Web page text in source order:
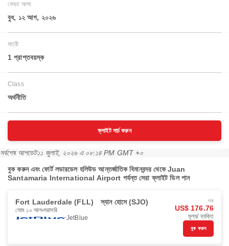
ফেরত আসা
বুধ, ১২ আগ, ২০২৬
যাত্রী
1 প্রাপ্তবয়স্ক
Class
অর্থনীতি
ফ্লাইট সার্চ করুন
সর্বশেষ আপডেট১১ জুলাই, ২০২৬ এ ০৮:১৪ PM GMT +০
বুক করুন এবং ফোর্ট লডারডেল হলিউড আন্তর্জাতিক বিমানবন্দর থেকে Juan
Santamaria International Airport পর্যন্ত সেরা ফ্লাইট ডিল পান
Fort Lauderdale (FLL) স্যান হোসে (SJO)
সোম ১০ আগ সরাসরি
JetBlue
শুরু
US$ 176.76
মূল্য/ ব্যক্তি
বুক করুন